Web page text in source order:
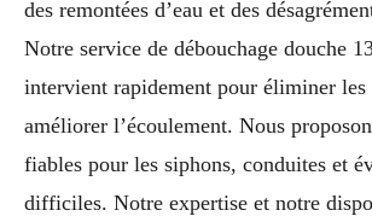
des remontées d’eau et des
Notre service de débouchage douche
intervient rapidement pour éliminer les
améliorer l’écoulement. Nous
fiables pour les siphons, conduites et
difficiles. Notre expertise et notre